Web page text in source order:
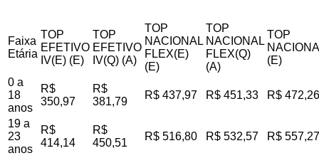
Faixa
Etária
TOP
EFETIVO
IV(E) (E)
TOP
EFETIVO
IV(Q) (A)
TOP
NACIONAL
FLEX(E)
(E)
TOP
NACIONAL
FLEX(Q)
(A)
TOP
(E)
0 a
18
anos
R$
350,97
R$
381,79
R$ 437,97 R$ 451,33 R$ 472,26
19 a
23
anos
R$
414,14
R$
450,51
R$ 516,80 R$ 532,57 R$ 557,27